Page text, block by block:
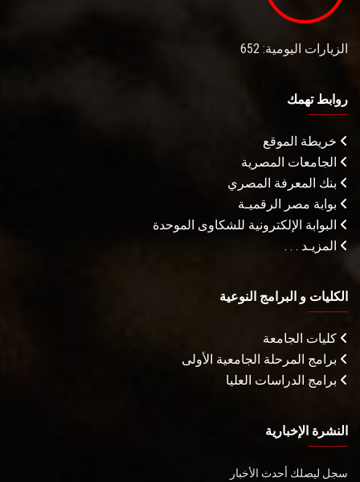
الزيارات اليومية: 652
روابط تهمك
خريطة الموقع
الجامعات المصرية
بنك المعرفة المصري
بوابة مصر الرقميـة
البوابة الإلكترونية للشكاوى الموحدة
المزيـد . . .
الكليات و البرامج النوعية
كليات الجامعة
برامج المرحلة الجامعية الأولى
برامج الدراسات العليا
النشرة الإخبارية
سجل ليصلك أحدث الأخبار